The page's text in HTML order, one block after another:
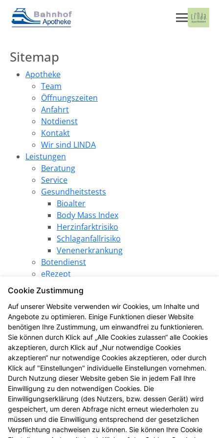
Sitemap
Apotheke
Team
Öffnungszeiten
Anfahrt
Notdienst
Kontakt
Wir sind LINDA
Leistungen
Beratung
Service
Gesundheitstests
Bioalter
Body Mass Index
Herzinfarktrisiko
Schlaganfallrisiko
Venenerkrankung
Botendienst
eRezept
Elektronische Patientenakte
Pharmazeutische Dienstleistungen
Angebote
Produkt des Monats
LINDA Gewinnspiel
LINDA Aktion
Die LINDA Eigenmarke
Gesundheitsthemen
LINDA Coupons
LINDANI Coupons
LINDA Medien
Gesundheitstelefon
Medikamente vorbestellen
Cookie Zustimmung
Auf unserer Website verwenden wir Cookies, um Inhalte und
Angebote zu optimieren. Einige Funktionen dieser Website
benötigen Ihre Zustimmung, um einwandfrei zu funktionieren.
Sie können durch Klick auf „Alle Cookies zulassen“ alle Cookies
akzeptieren, durch Klick auf „Nur notwendige Cookies
akzeptieren“ nur notwendige Cookies akzeptieren, oder durch
Klick auf "Einstellungen" individuelle Einstellungen vornehmen.
Durch Nutzung dieser Website geben Sie in jedem Fall Ihre
Einwilligung zu den notwendigen Cookies. Die
Einwilligungserklärung (des Nutzers, bzw. dessen Gerät) wird
gespeichert, um deren Abfrage nicht erneut wiederholen zu
müssen und die Einwilligung entsprechend der gesetzlichen
Verpflichtung nachweisen zu können. Sie können Ihre Cookie